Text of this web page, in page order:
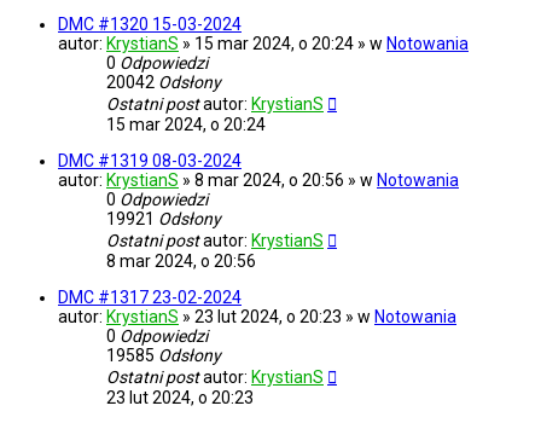
DMC #1320 15-03-2024
autor: KrystianS » 15 mar 2024, o 20:24 » w Notowania
0 Odpowiedzi
20042 Odsłony
Ostatni postautor: KrystianS
15 mar 2024, o 20:24
DMC #1319 08-03-2024
autor: KrystianS » 8 mar 2024, o 20:56 » w Notowania
0 Odpowiedzi
19921 Odsłony
Ostatni postautor: KrystianS
8 mar 2024, o 20:56
DMC #1317 23-02-2024
autor: KrystianS » 23 lut 2024, o 20:23 » w Notowania
0 Odpowiedzi
19585 Odsłony
Ostatni postautor: KrystianS
23 lut 2024, o 20:23